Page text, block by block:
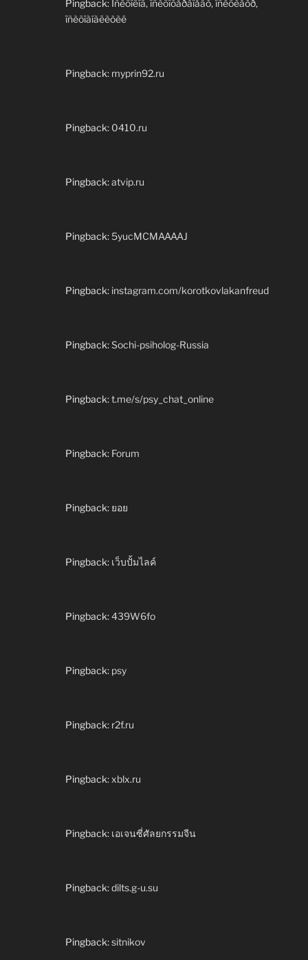
Pingback: Ïñèõîëîã, ïñèõîòåðàïåâò, ïñèõèàòð,
ïñèõîàíàëèòèê
Pingback: myprin92.ru
Pingback: 0410.ru
Pingback:atvip.ru
Pingback: 5yucMCMAAAAJ
Pingback: instagram.com/korotkovlakanfreud
Pingback:Sochi-psiholog-Russia
Pingback:t.me/s/psy_chat_online
Pingback: Forum
Pingback: ยอย
Pingback: เว็บปั้มไลค์
Pingback:439W6fo
Pingback: psy
Pingback: r2f.ru
Pingback:xblx.ru
Pingback: เอเจนซี่ศัลยกรรมจีน
Pingback:dilts.g-u.su
Pingback:sitnikov